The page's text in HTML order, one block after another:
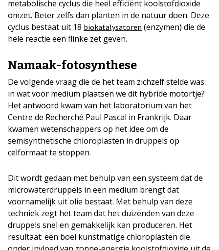
metabolische cyclus die heel efficiënt koolstofdioxide
omzet. Beter zelfs dan planten in de natuur doen. Deze
cyclus bestaat uit 18 biokatalysatoren (enzymen) die de
hele reactie een flinke zet geven.
Namaak-fotosynthese
De volgende vraag die de het team zichzelf stelde was:
in wat voor medium plaatsen we dit hybride motortje?
Het antwoord kwam van het laboratorium van het
Centre de Recherché Paul Pascal in Frankrijk. Daar
kwamen wetenschappers op het idee om de
semisynthetische chloroplasten in druppels op
celformaat te stoppen.
Dit wordt gedaan met behulp van een systeem dat de
microwaterdruppels in een medium brengt dat
voornamelijk uit olie bestaat. Met behulp van deze
techniek zegt het team dat het duizenden van deze
druppels snel en gemakkelijk kan produceren. Het
resultaat: een boel kunstmatige chloroplasten die